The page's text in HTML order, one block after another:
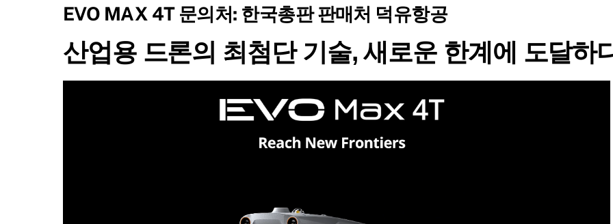
EVO MAX 4T 문의처: 한국총판 판매처 덕유항공
산업용 드론의 최첨단 기술, 새로운 한계에 도달하